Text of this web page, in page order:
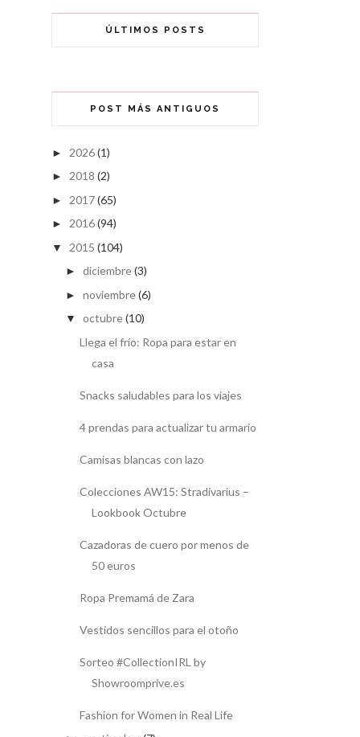
ÚLTIMOS POSTS
POST MÁS ANTIGUOS
► 2026(1)
► 2018 (2)
► 2017(65)
► 2016(94)
▼ 2015 (104)
► diciembre(3)
► noviembre(6)
▼ octubre(10)
Llega el frío: Ropa para estar en
casa
Snacks saludables para los viajes
4 prendas para actualizar tu armario
Camisas blancas con lazo
Colecciones AW15: Stradivarius –
Lookbook Octubre
Cazadoras de cuero por menos de
50 euros
Ropa Premamá de Zara
Vestidos sencillos para el otoño
Sorteo #CollectionIRL by
Showroomprive.es
Fashion for Women in Real Life